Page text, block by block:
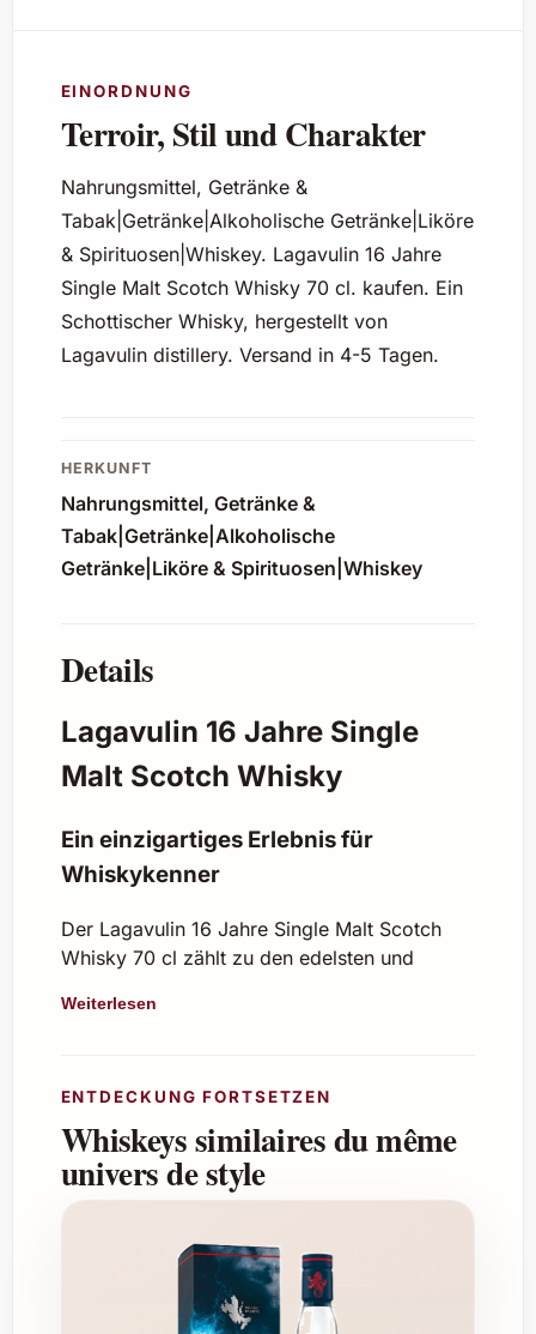
EINORDNUNG
Terroir, Stil und Charakter
Nahrungsmittel, Getränke &
Tabak|Getränke|Alkoholische Getränke|Liköre
& Spirituosen|Whiskey. Lagavulin 16 Jahre
Single Malt Scotch Whisky 70 cl. kaufen. Ein
Schottischer Whisky, hergestellt von
Lagavulin distillery. Versand in 4-5 Tagen.
HERKUNFT
Nahrungsmittel, Getränke &
Tabak|Getränke|Alkoholische
Getränke|Liköre & Spirituosen|Whiskey
Details
Lagavulin 16 Jahre Single
Malt Scotch Whisky
Ein einzigartiges Erlebnis für
Whiskykenner
Der Lagavulin 16 Jahre Single Malt Scotch
Whisky 70 cl zählt zu den edelsten und
Insel Islay. Seine reiche Tradition und
Liebhaber und Sammler gleichermaßen
begeistert. Der intensive Rauch, die maritimen
Noten und die perfekte Ausgewogenheit von
Süße und Würze machen diesen Whisky zu
einem wahren Genuss.
Charakter und Aromen
Tiefes Bernstein mit goldenen
Weiterlesen
ENTDECKUNG FORTSETZEN
Whiskeys similaires du même
univers de style